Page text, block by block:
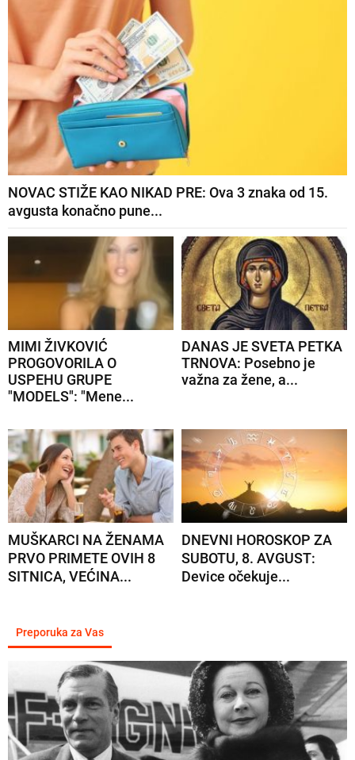
NOVAC STIŽE KAO NIKAD PRE: Ova 3 znaka od 15.
avgusta konačno pune...
MIMI ŽIVKOVIĆ
PROGOVORILA O
USPEHU GRUPE
"MODELS": "Mene...
DANAS JE SVETA PETKA
TRNOVA: Posebno je
važna za žene, a...
MUŠKARCI NA ŽENAMA
PRVO PRIMETE OVIH 8
SITNICA, VEĆINA...
DNEVNI HOROSKOP ZA
SUBOTU, 8. AVGUST:
Device očekuje...
Preporuka za Vas